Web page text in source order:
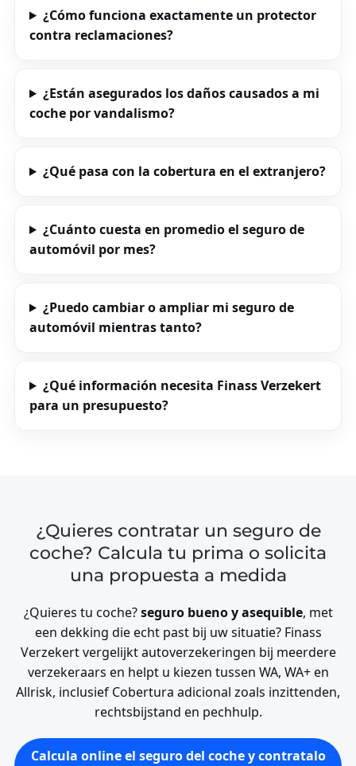
¿Cómo funciona exactamente un protector
contra reclamaciones?
¿Están asegurados los daños causados ​​a mi
coche por vandalismo?
¿Qué pasa con la cobertura en el extranjero?
¿Cuánto cuesta en promedio el seguro de
automóvil por mes?
¿Puedo cambiar o ampliar mi seguro de
automóvil mientras tanto?
¿Qué información necesita Finass Verzekert
para un presupuesto?
¿Quieres contratar un seguro de
coche? Calcula tu prima o solicita
una propuesta a medida
¿Quieres tu coche?seguro bueno y asequible, met
een dekking die echt past bij uw situatie? Finass
Verzekert vergelijkt autoverzekeringen bij meerdere
verzekeraars en helpt u kiezen tussen WA, WA+ en
Allrisk, inclusief Cobertura adicional zoals inzittenden,
rechtsbijstand en pechhulp.
Calcula online el seguro del coche y contratalo